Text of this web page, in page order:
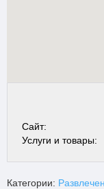
Сайт:
Услуги и товары:
Категории: